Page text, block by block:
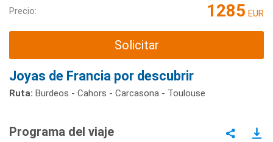
Precio: 1285 EUR
Solicitar
Joyas de Francia por descubrir
Ruta: Burdeos - Cahors - Carcasona - Toulouse
Programa del viaje